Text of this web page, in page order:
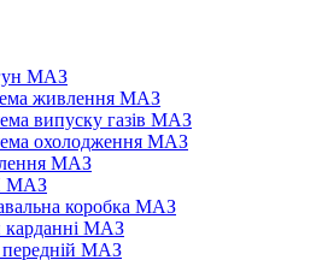
МАЗ
живлення МАЗ
випуску газів МАЗ
охолодження МАЗ
МАЗ
МАЗ
коробка МАЗ
карданні МАЗ
передній МАЗ